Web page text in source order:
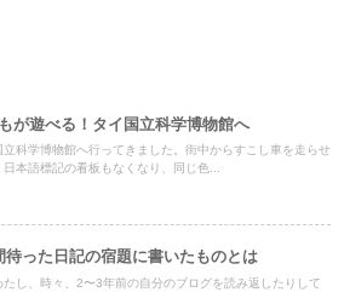
が遊べる！タイ国立科学博物館へ
立科学博物館へ行ってきました。街中からすこし車を走らせ
日本語標記の看板もなくなり、同じ色...
待った日記の宿題に書いたものとは
たし、時々、2〜3年前の自分のブログを読み返したりして